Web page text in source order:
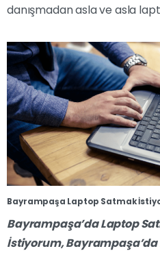
danışmadan asla ve asla
Bayrampaşa Laptop Satmak
Bayrampaşa’da Laptop
İstiyorum,Bayrampaşa’da